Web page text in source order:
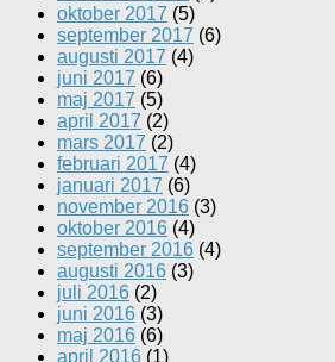
oktober 2017 (5)
september 2017 (6)
augusti 2017 (4)
juni 2017 (6)
maj 2017 (5)
april 2017 (2)
mars 2017 (2)
februari 2017 (4)
januari 2017 (6)
november 2016 (3)
oktober 2016 (4)
september 2016 (4)
augusti 2016 (3)
juli 2016 (2)
juni 2016 (3)
maj 2016 (6)
april 2016 (1)